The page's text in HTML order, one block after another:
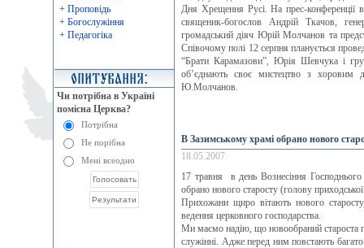
+ Проповідь
+ Богослужіння
+ Педагогіка
Чи потрібна в Україні
помісна Церква?
Потрібна
Не порібна
Мені всеодно
Дня Хрещення Русі. На прес-конференції
священик-богослов Андрій Ткачов,
громадський діяч Юрій Молчанов та
Співочому полі 12 серпня планується
“Брати Карамазови”, Юрія Шевчука і
об’єднають своє мистецтво з хоровим
Ю.Молчанов.
В Зазимcькому храмі обрано нового
18.05.2007
17 травня в день Вознесіння
обрано нового старосту (голову
Прихожани щиро вітають нового
ведення церковного господарства.
Ми маємо надію, що новообраний староста
служінні. Адже перед ним повстають